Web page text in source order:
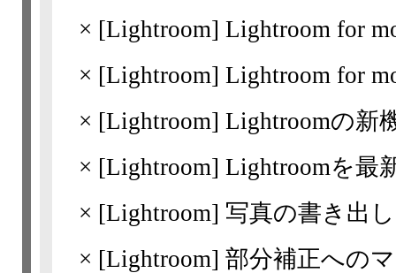
× [Lightroom] Lightroom for
× [Lightroom] Lightroom for
× [Lightroom] Lightroomの新
× [Lightroom] Lightroomを最
× [Lightroom] 写真の書き出
× [Lightroom] 部分補正への